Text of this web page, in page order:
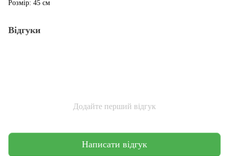
Розмір: 45 см
Відгуки
Додайте перший відгук
Написати відгук